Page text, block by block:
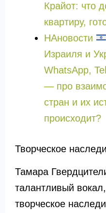
Крайот: что
квартиру,
НАновости
Израиля и
WhatsApp,
— про
стран и их
происходит?
Творческое
Тамара
талантливый
творческое